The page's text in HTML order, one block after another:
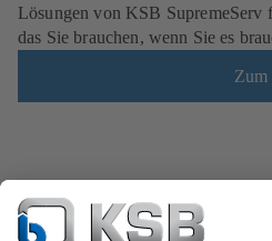
Lösungen von KSB
das Sie brauchen, wenn Sie es
Zum